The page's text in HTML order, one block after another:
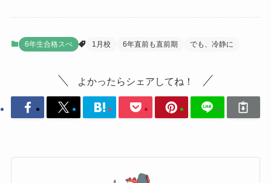
6年生合格スぺ 1月校 6年直前も直前期 でも、冷静に
よかったらシェアしてね！